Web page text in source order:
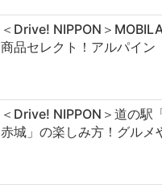
＜Drive! NIPPON＞
商品セレクト！アルパイン
＜Drive! NIPPON＞道の駅
赤城」の楽しみ方！グルメ